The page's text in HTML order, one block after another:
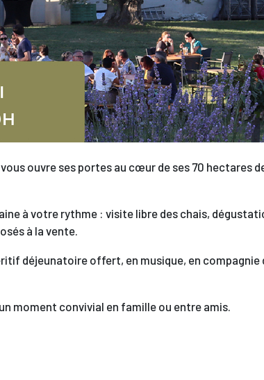
ouvre ses portes au cœur de ses 70 hectares
à votre rythme : visite libre des chais,
à la vente.
déjeunatoire offert, en musique, en compagnie
moment convivial en famille ou entre amis.